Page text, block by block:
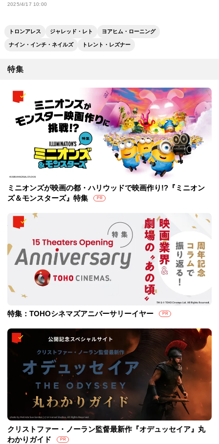
2025/4/17 10:00
トロンアレス ジャレッド・レト ヨアヒム・ローニング
ナイン・インチ・ネイルズ トレント・レズナー
特集
ミニオンズが映画の都・ハリウッドで映画作り!?『ミニオン
ズ＆モンスターズ』特集
PR
特集：TOHOシネマズアニバーサリーイヤー PR
クリストファー・ノーラン監督最新作『オデュッセイア』丸
わかりガイド
PR